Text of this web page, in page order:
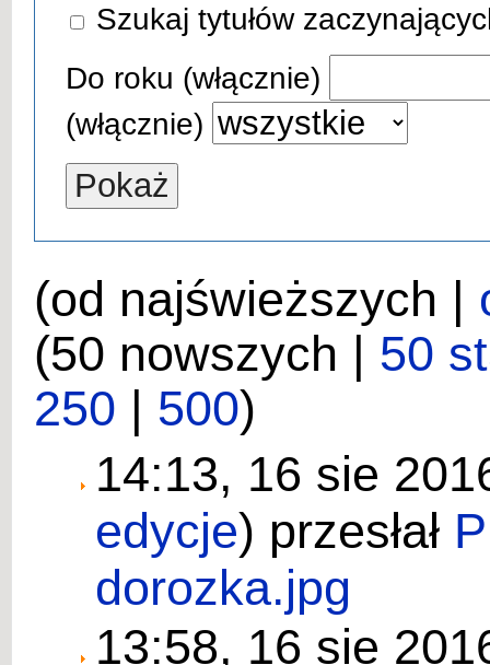
Szukaj tytułów
Do roku (włącznie)
(włącznie)
(od najświeższych |
(50 nowszych | 50
250 | 500)
14:13, 16 sie
edycje) przesłał
dorozka.jpg
13:58, 16 sie